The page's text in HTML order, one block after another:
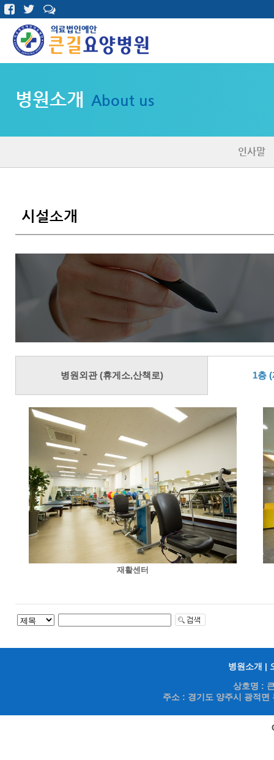
병원소개 About us
인사말
시설소개
병원외관 (휴게소,산책로) 1층
재활센터
병원소개
상호명 :
주소 : 경기도 양주시 광적